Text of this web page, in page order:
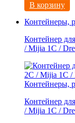
В корзину
Контейнеры,
Контейнер
/ Mijia 1C /
Контейнеры,
Контейнер
/ Mijia 1C /